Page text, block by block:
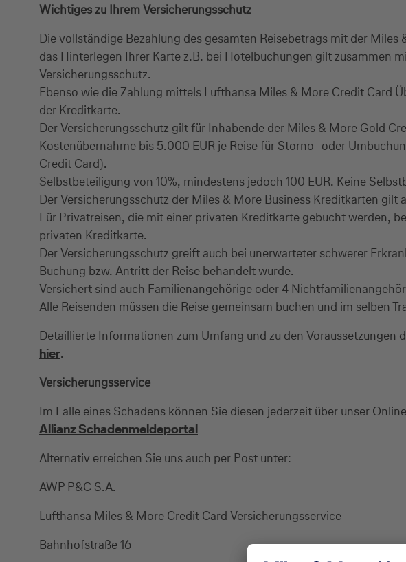
Wichtiges zu Ihrem Versicherungsschutz
Die vollständige Bezahlung des gesamten Reisebetrags mit der
das Hinterlegen Ihrer Karte z.B. bei Hotelbuchungen gilt zusammen
Versicherungsschutz.
Ebenso wie die Zahlung mittels Lufthansa Miles & More Credit Card
der Kreditkarte.
Der Versicherungsschutz gilt für Inhabende der Miles & More Gold
Kostenübernahme bis 5.000 EUR je Reise für Storno- oder
Credit Card).
Selbstbeteiligung von 10%, mindestens jedoch 100 EUR. Keine
Der Versicherungsschutz der Miles & More Business Kreditkarten
Für Privatreisen, die mit einer privaten Kreditkarte gebucht werden,
privaten Kreditkarte.
Der Versicherungsschutz greift auch bei unerwarteter schwerer
Buchung bzw. Antritt der Reise behandelt wurde.
Versichert sind auch Familienangehörige oder 4
Alle Reisenden müssen die Reise gemeinsam buchen und im selben
Detaillierte Informationen zum Umfang und zu den Voraussetzungen
hier.
Versicherungsservice
Im Falle eines Schadens können Sie diesen jederzeit über unser
Allianz Schadenmeldeportal
Alternativ erreichen Sie uns auch per Post unter:
AWP P&C S.A.
Lufthansa Miles & More Credit Card Versicherungsservice
Bahnhofstraße 16